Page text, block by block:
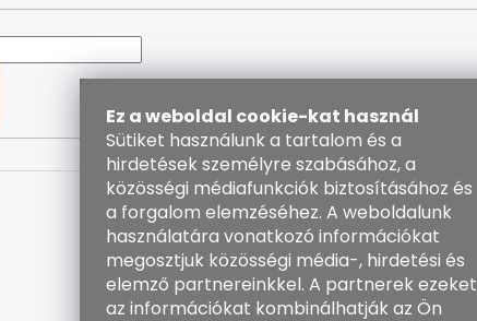
Ez a weboldal cookie-kat használ
Sütiket használunk a tartalom és a
hirdetések személyre szabásához, a
közösségi médiafunkciók biztosításához és
a forgalom elemzéséhez. A weboldalunk
használatára vonatkozó információkat
megosztjuk közösségi média-, hirdetési és
elemző partnereinkkel. A partnerek ezeket
az információkat kombinálhatják az Ön
Kapcsolat
info @kozenezbozi.com
381281747, 603225633